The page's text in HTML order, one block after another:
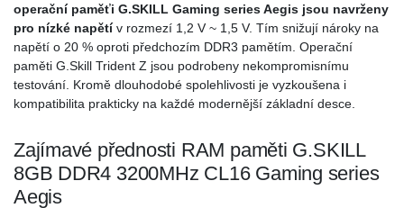
operační paměťi G.SKILL Gaming series Aegis jsou navrženy
pro nízké napětív rozmezí 1,2 V ~ 1,5 V. Tím snižují nároky na
napětí o 20 % oproti předchozím DDR3 pamětím. Operační
paměti G.Skill Trident Z jsou podrobeny nekompromisnímu
testování. Kromě dlouhodobé spolehlivosti je vyzkoušena i
kompatibilita prakticky na každé modernější základní desce.
Zajímavé přednosti RAM paměti G.SKILL
8GB DDR4 3200MHz CL16 Gaming series
Aegis